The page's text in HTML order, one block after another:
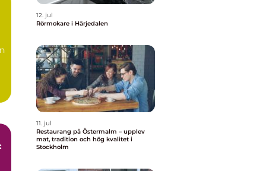
12. jul
Rörmokare i Härjedalen
11. jul
Restaurang på Östermalm – upplev
mat, tradition och hög kvalitet i
Stockholm